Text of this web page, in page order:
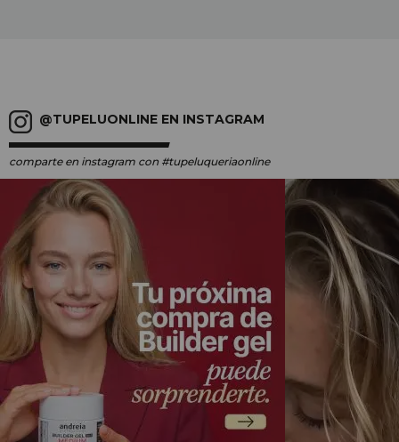
@TUPELUONLINE EN INSTAGRAM
comparte en instagram con #tupeluqueriaonline